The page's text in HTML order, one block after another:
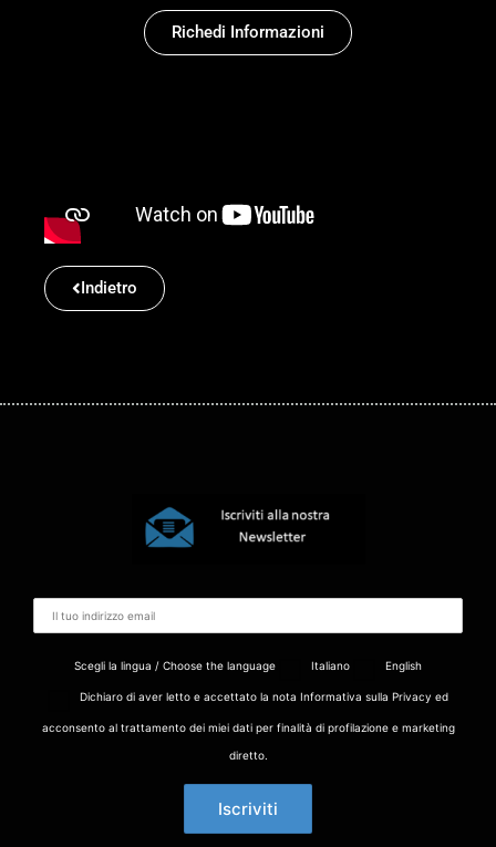
Richedi Informazioni
Indietro
Scegli la lingua / Choose the language Italiano English
Dichiaro di aver letto e accettato la nota Informativa sulla Privacy ed
acconsento al trattamento dei miei dati per finalità di profilazione e marketing
diretto.